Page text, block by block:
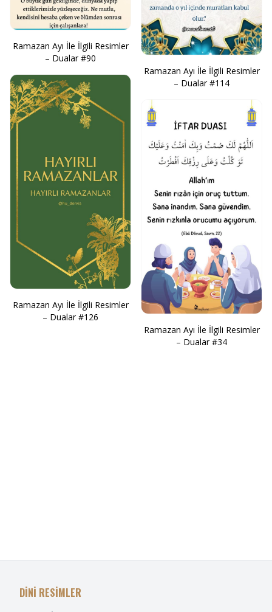
Ramazan Ayı İle İlgili Resimler
– Dualar #90
Ramazan Ayı İle İlgili Resimler
– Dualar #126
Ramazan Ayı İle İlgili Resimler
– Dualar #114
Ramazan Ayı İle İlgili Resimler
– Dualar #34
DİNİ RESİMLER